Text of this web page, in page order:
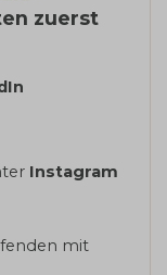
zuerst
Instagram
mit